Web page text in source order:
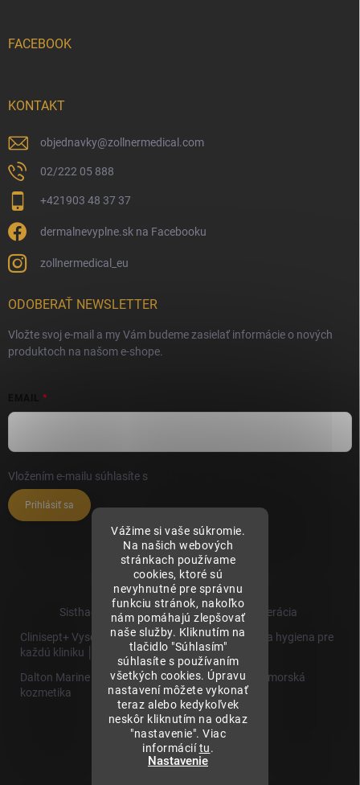
Vážime si vaše súkromie.
Na našich webových
stránkach používame
cookies, ktoré sú
nevyhnutné pre správnu
funkciu stránok, nakoľko
nám pomáhajú zlepšovať
naše služby. Kliknutím na
tlačidlo "Súhlasím"
súhlasíte s používaním
všetkých cookies. Úpravu
nastavení môžete vykonať
teraz alebo kedykoľvek
neskôr kliknutím na odkaz
"nastavenie". Viac
informáciítu.
Nastavenie
FACEBOOK
KONTAKT
objednavky@zollnermedical.com
02/222 05 888
+421903 48 37 37
dermalnevyplne.sk na Facebooku
zollnermedical_eu
ODOBERAŤ NEWSLETTER
Vložte svoj e-mail a my Vám budeme zasielať informácie o nových
produktoch na našom e-shope.
Vložením e-mailu súhlasíte s
Prihlásiť sa
Sisthaema.sk - Skutočná Dermálna Regenerácia
Clinisept+ Vysoko účinné čistenie a antimikrobiálna hygiena pre
každú kliniku │
Dalton Marine Cosmetics - Kvalitná profesionálna morská
kozmetika
Sisthaema
Hevo T
│Skutočná
Biorevitalizácia